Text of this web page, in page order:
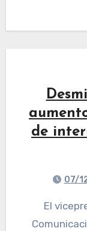
de
07/
El vicepresidente del Ente Nacional de